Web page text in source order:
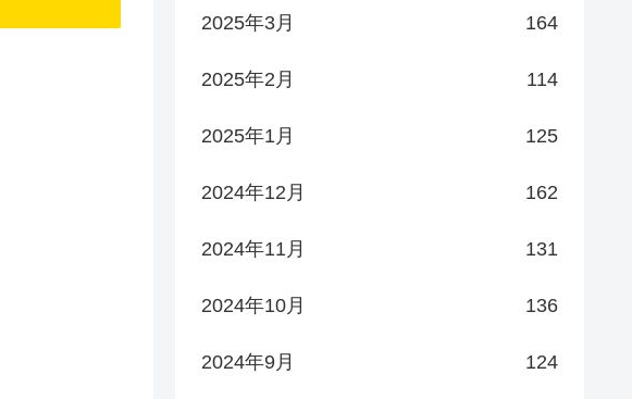
2025年3月 164
2025年2月 114
2025年1月 125
2024年12月 162
2024年11月 131
2024年10月 136
2024年9月 124